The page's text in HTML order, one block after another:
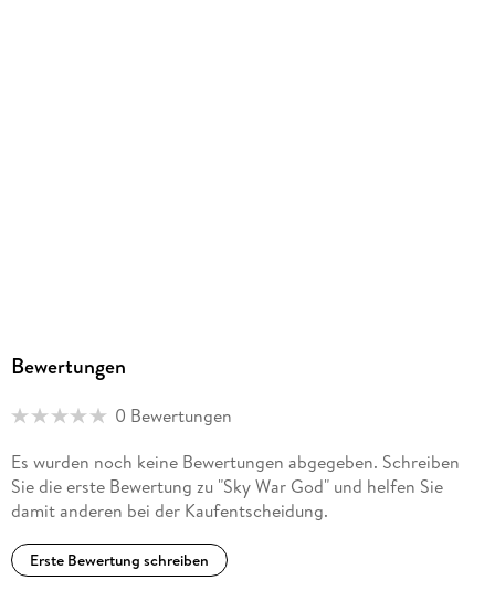
Bewertungen
0 Bewertungen
Es wurden noch keine Bewertungen abgegeben. Schreiben
Sie die erste Bewertung zu "Sky War God" und helfen Sie
damit anderen bei der Kaufentscheidung.
Erste Bewertung schreiben